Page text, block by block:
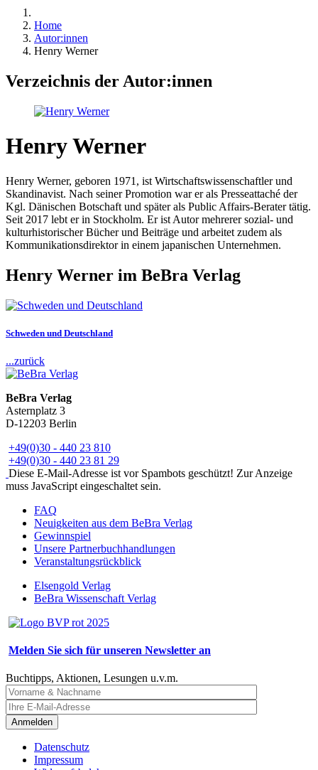
Home
Autor:innen
Henry Werner
Verzeichnis der Autor:innen
Henry Werner
Henry Werner, geboren 1971, ist Wirtschaftswissenschaftler und
Skandinavist. Nach seiner Promotion war er als Presseattaché der
Kgl. Dänischen Botschaft und später als Public Affairs-Berater tätig.
Seit 2017 lebt er in Stockholm. Er ist Autor mehrerer sozial- und
kulturhistorischer Bücher und Beiträge und arbeitet zudem als
Kommunikationsdirektor in einem japanischen Unternehmen.
Henry Werner im BeBra Verlag
Schweden und Deutschland
...zurück
BeBra Verlag
Asternplatz 3
D-12203 Berlin
+49(0)30 - 440 23 810
+49(0)30 - 440 23 81 29
Diese E-Mail-Adresse ist vor Spambots geschützt! Zur Anzeige
muss JavaScript eingeschaltet sein.
FAQ
Neuigkeiten aus dem BeBra Verlag
Gewinnspiel
Unsere Partnerbuchhandlungen
Veranstaltungsrückblick
Elsengold Verlag
BeBra Wissenschaft Verlag
Melden Sie sich für unseren Newsletter an
Buchtipps, Aktionen, Lesungen u.v.m.
Anmelden
Datenschutz
Impressum